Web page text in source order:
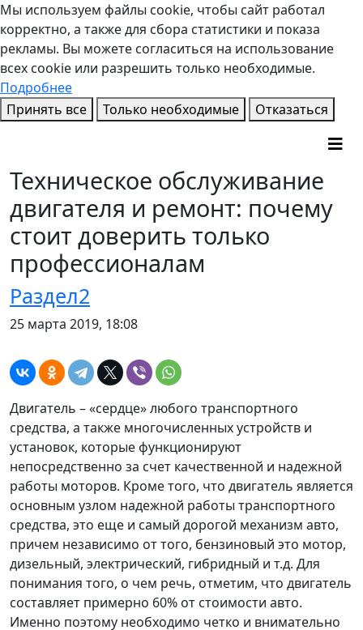
Мы используем файлы cookie, чтобы сайт работал
корректно, а также для сбора статистики и показа
рекламы. Вы можете согласиться на использование
всех cookie или разрешить только необходимые.
Подробнее
Принять все
Только необходимые Отказаться
Техническое обслуживание
двигателя и ремонт: почему
стоит доверить только
профессионалам
Раздел2
25 марта 2019, 18:08
Двигатель – «сердце» любого транспортного
средства, а также многочисленных устройств и
установок, которые функционируют
непосредственно за счет качественной и надежной
работы моторов. Кроме того, что двигатель является
основным узлом надежной работы транспортного
средства, это еще и самый дорогой механизм авто,
причем независимо от того, бензиновый это мотор,
дизельный, электрический, гибридный и т.д. Для
понимания того, о чем речь, отметим, что двигатель
составляет примерно 60% от стоимости авто.
Именно поэтому необходимо четко и внимательно